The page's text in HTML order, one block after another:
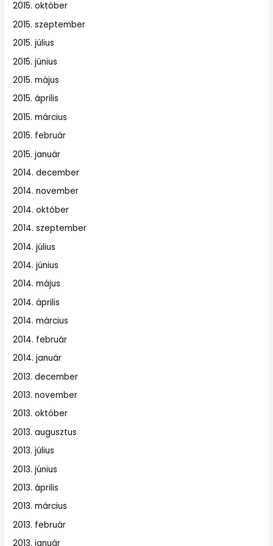
2015. október
2015. szeptember
2015. július
2015. június
2015. május
2015. április
2015. március
2015. február
2015. január
2014. december
2014. november
2014. október
2014. szeptember
2014. július
2014. június
2014. május
2014. április
2014. március
2014. február
2014. január
2013. december
2013. november
2013. október
2013. augusztus
2013. július
2013. június
2013. április
2013. március
2013. február
2013. január